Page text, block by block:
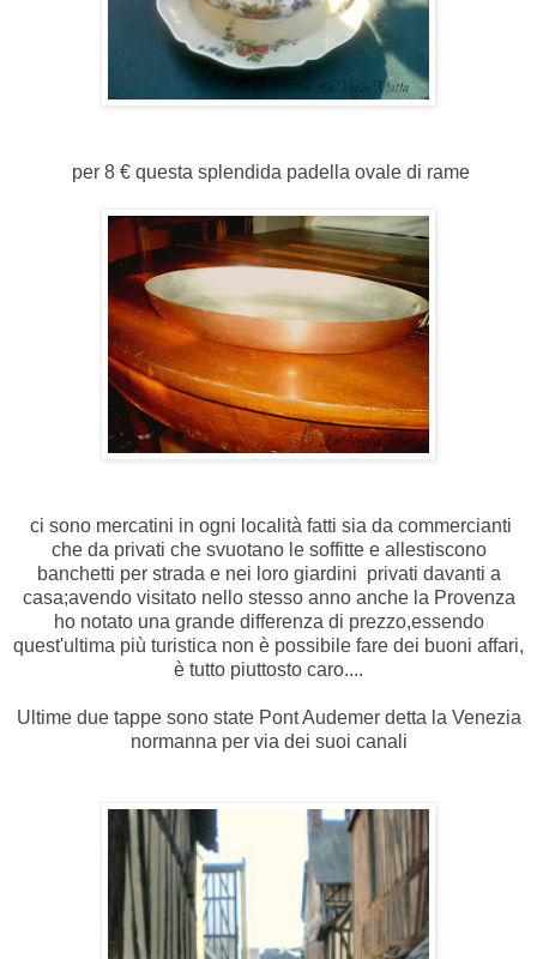
per 8 € questa splendida padella ovale di rame
ci sono mercatini in ogni località fatti sia da commercianti
che da privati che svuotano le soffitte e allestiscono
banchetti per strada e nei loro giardini privati davanti a
casa;avendo visitato nello stesso anno anche la Provenza
ho notato una grande differenza di prezzo,essendo
quest'ultima più turistica non è possibile fare dei buoni affari,
è tutto piuttosto caro....
Ultime due tappe sono state Pont Audemer detta la Venezia
normanna per via dei suoi canali